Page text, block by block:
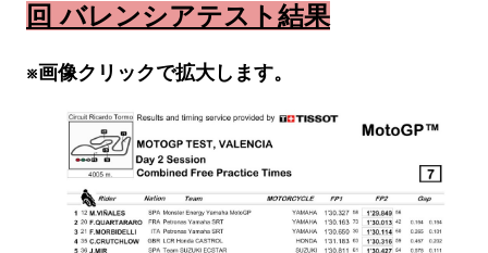
回 バレンシアテスト結果
※画像クリックで拡大します。